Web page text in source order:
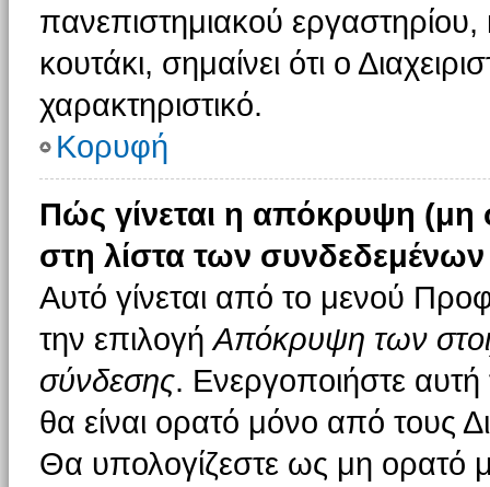
πανεπιστημιακού
κουτάκι, σημαίνει ότι ο
χαρακτηριστικό.
Κορυφή
Πώς γίνεται η απόκρυψη
στη λίστα των
Αυτό γίνεται από το μενού
την επιλογήΑπόκρυψη των
σύνδεσης. Ενεργοποιήστε
θα είναι ορατό μόνο από τους
Θα υπολογίζεστε ως μη ορατό